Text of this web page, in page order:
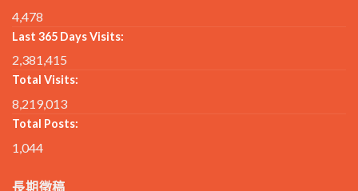
4,478
Last 365 Days Visits:
2,381,415
Total Visits:
8,219,013
Total Posts:
1,044
長期徵稿